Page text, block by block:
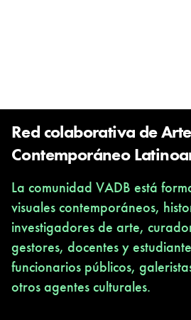
Red colaborativa de Arte
Contemporáneo
La comunidad VADB está
visuales contemporáneos,
investigadores de arte,
gestores, docentes y
funcionarios públicos,
otros agentes culturales.